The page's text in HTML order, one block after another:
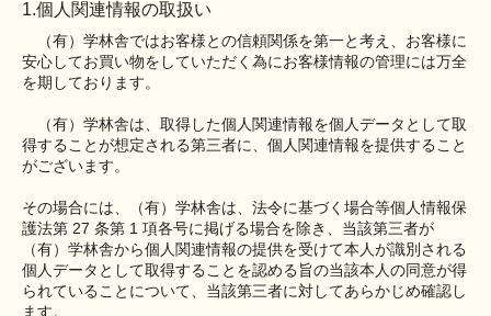
1.個人関連情報の取扱い
（有）学林舎ではお客様との信頼関係を第一と考え、お客様に
安心してお買い物をしていただく為にお客様情報の管理には万全
を期しております。
（有）学林舎は、取得した個人関連情報を個人データとして取
得することが想定される第三者に、個人関連情報を提供すること
がございます。
その場合には、（有）学林舎は、法令に基づく場合等個人情報保
護法第 27 条第 1 項各号に掲げる場合を除き、当該第三者が
（有）学林舎から個人関連情報の提供を受けて本人が識別される
個人データとして取得することを認める旨の当該本人の同意が得
られていることについて、当該第三者に対してあらかじめ確認し
ます。